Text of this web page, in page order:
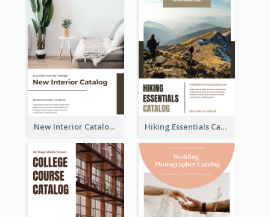
New Interior Catalog Hiking Essentials Catalog